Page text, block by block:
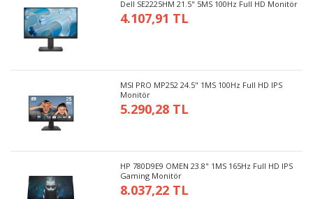
Dell SE2225HM 21.5" 5MS 100Hz Full HD Monitör
4.107,91 TL
MSI PRO MP252 24.5" 1MS 100Hz Full HD IPS
Monitör
5.290,28 TL
HP 780D9E9 OMEN 23.8" 1MS 165Hz Full HD IPS
Gaming Monitör
8.037,22 TL